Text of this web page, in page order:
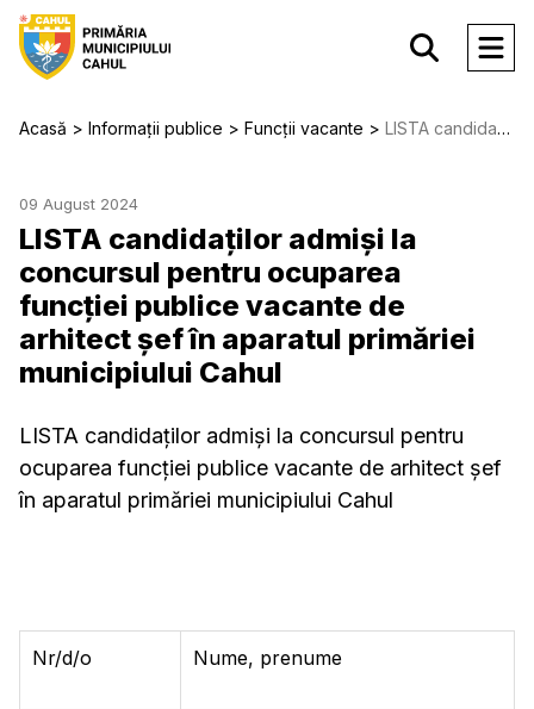
Acasă Informații publice Funcții vacante LISTA candidaţilor admişi la concursul pentru ocuparea funcţiei publice vacante de arhitect șef în aparatul primăriei municipiului Cahul
09 August 2024
LISTA candidaţilor admişi la
concursul pentru ocuparea
funcţiei publice vacante de
arhitect șef în aparatul primăriei
municipiului Cahul
LISTA candidaţilor admişi la concursul pentru
ocuparea funcţiei publice vacante de arhitect șef
în aparatul primăriei municipiului Cahul
Nr/d/o Nume, prenume